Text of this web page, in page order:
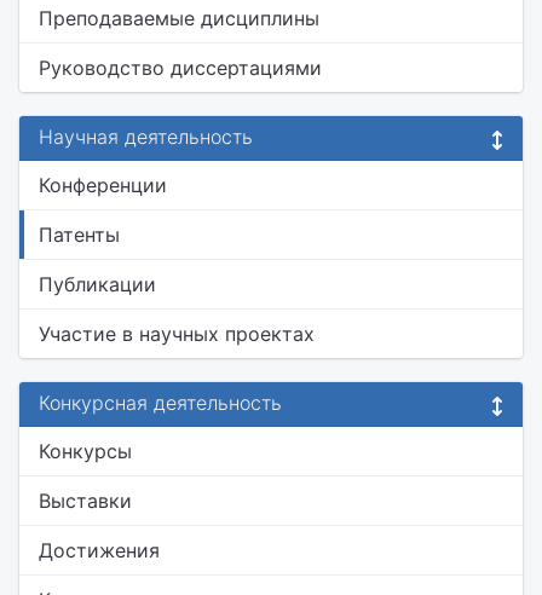
Преподаваемые дисциплины
Руководство диссертациями
Научная деятельность
Конференции
Патенты
Публикации
Участие в научных проектах
Конкурсная деятельность
Конкурсы
Выставки
Достижения